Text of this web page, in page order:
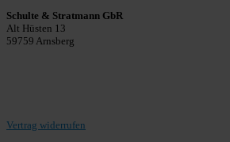
Schulte & Stratmann GbR
Alt Hüsten 13
59759 Arnsberg
Vertrag widerrufen